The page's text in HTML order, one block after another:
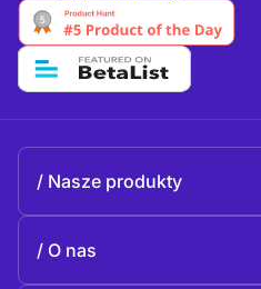
Nasze produkty
O nas